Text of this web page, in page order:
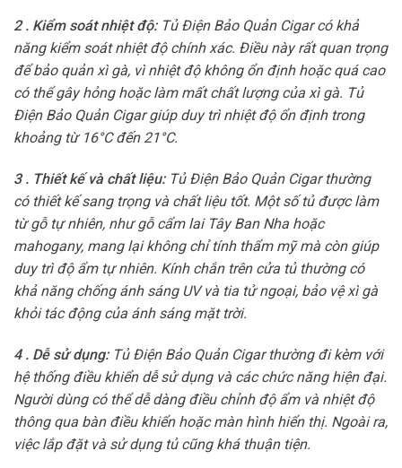
2 . Kiểm soát nhiệt độ:Tủ Điện Bảo Quản Cigar có khả
năng kiểm soát nhiệt độ chính xác. Điều này rất quan trọng
để bảo quản xì gà, vì nhiệt độ không ổn định hoặc quá cao
có thể gây hỏng hoặc làm mất chất lượng của xì gà. Tủ
Điện Bảo Quản Cigar giúp duy trì nhiệt độ ổn định trong
khoảng từ 16°C đến 21°C.
3 . Thiết kế và chất liệu:Tủ Điện Bảo Quản Cigar thường
có thiết kế sang trọng và chất liệu tốt. Một số tủ được làm
từ gỗ tự nhiên, như gỗ cẩm lai Tây Ban Nha hoặc
mahogany, mang lại không chỉ tính thẩm mỹ mà còn giúp
duy trì độ ẩm tự nhiên. Kính chắn trên cửa tủ thường có
khả năng chống ánh sáng UV và tia tử ngoại, bảo vệ xì gà
khỏi tác động của ánh sáng mặt trời.
4 . Dễ sử dụng:Tủ Điện Bảo Quản Cigar thường đi kèm với
hệ thống điều khiển dễ sử dụng và các chức năng hiện đại.
Người dùng có thể dễ dàng điều chỉnh độ ẩm và nhiệt độ
thông qua bàn điều khiển hoặc màn hình hiển thị. Ngoài ra,
việc lắp đặt và sử dụng tủ cũng khá thuận tiện.